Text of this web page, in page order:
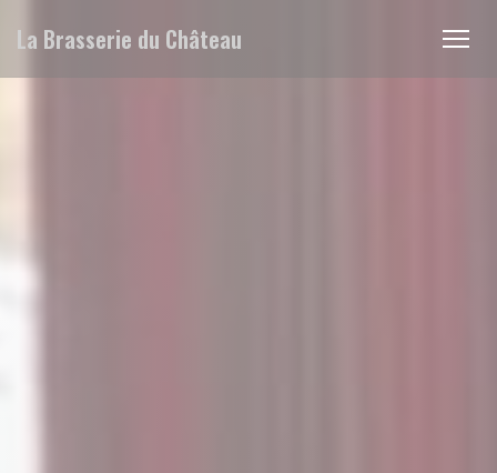
La Brasserie du Château